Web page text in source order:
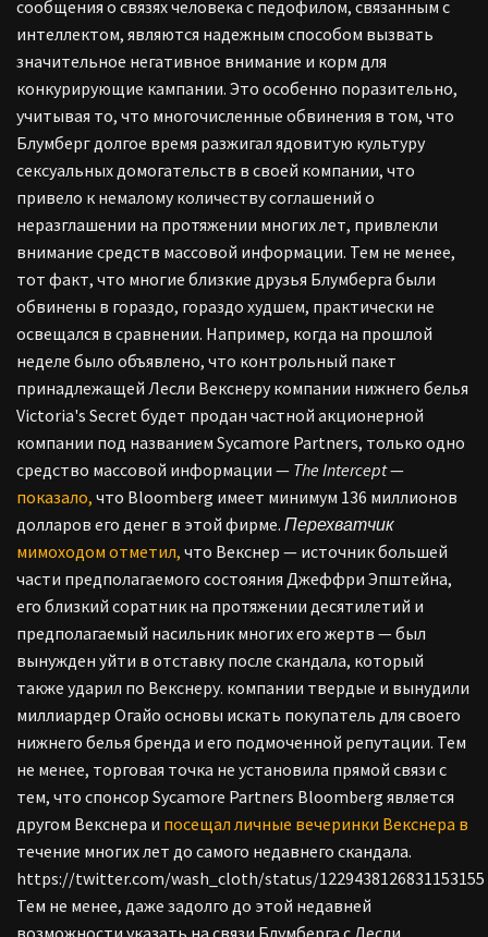
сообщения о связях человека с педофилом, связанным с
интеллектом, являются надежным способом вызвать
значительное негативное внимание и корм для
конкурирующие кампании. Это особенно поразительно,
учитывая то, что многочисленные обвинения в том, что
Блумберг долгое время разжигал ядовитую культуру
сексуальных домогательств в своей компании, что
привело к немалому количеству соглашений о
неразглашении на протяжении многих лет, привлекли
внимание средств массовой информации. Тем не менее,
тот факт, что многие близкие друзья Блумберга были
обвинены в гораздо, гораздо худшем, практически не
освещался в сравнении. Например, когда на прошлой
неделе было объявлено, что контрольный пакет
принадлежащей Лесли Векснеру компании нижнего белья
Victoria's Secret будет продан частной акционерной
компании под названием Sycamore Partners, только одно
средство массовой информации — The Intercept—
показало, что Bloomberg имеет минимум 136 миллионов
долларов его денег в этой фирме. Перехватчик
мимоходом отметил, что Векснер — источник большей
части предполагаемого состояния Джеффри Эпштейна,
его близкий соратник на протяжении десятилетий и
предполагаемый насильник многих его жертв — был
вынужден уйти в отставку после скандала, который
также ударил по Векснеру. компании твердые и вынудили
миллиардер Огайо основы искать покупатель для своего
нижнего белья бренда и его подмоченной репутации. Тем
не менее, торговая точка не установила прямой связи с
тем, что спонсор Sycamore Partners Bloomberg является
другом Векснера и посещал личные вечеринки Векснера в
течение многих лет до самого недавнего скандала.
https://twitter.com/wash_cloth/status/1229438126831153155
Тем не менее, даже задолго до этой недавней
возможности указать на связи Блумберга с Лесли